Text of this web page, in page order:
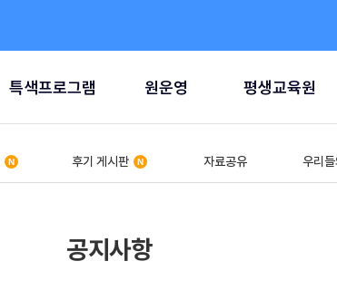
특색프로그램 원운영 평생교육원
후기 게시판 자료공유 우리들
공지사항